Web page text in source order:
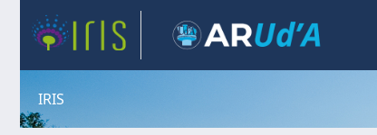
IRIS